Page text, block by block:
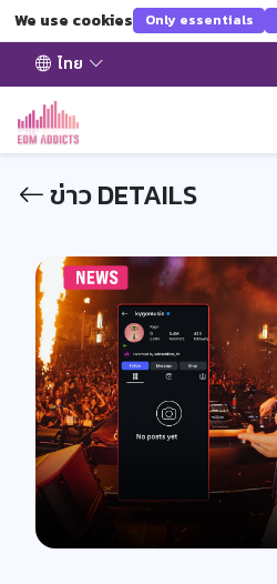
We use cookies Only essentials
ไทย
ข่าว DETAILS